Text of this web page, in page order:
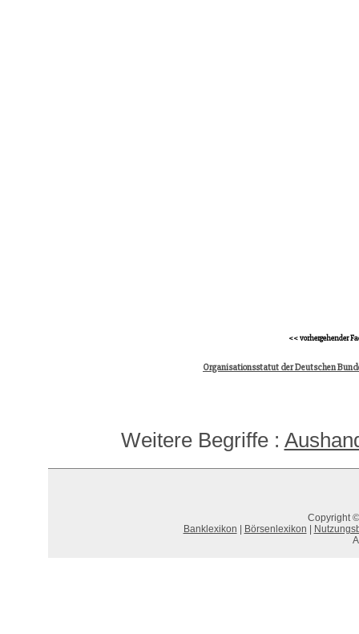
<< vorhergehender
Organisationsstatut der Deutschen
Weitere Begriffe :
Copyright
Banklexikon
Börsenlexikon